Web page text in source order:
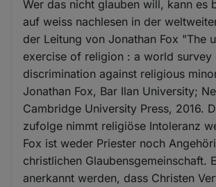
Wer das nicht glauben will, kann es
auf weiss nachlesen in der
der Leitung von Jonathan Fox "The
exercise of religion : a world survey
discrimination against religious
Jonathan Fox, Bar Ilan University;
Cambridge University Press, 2016.
zufolge nimmt religiöse Intoleranz
Fox ist weder Priester noch
christlichen Glaubensgemeinschaft.
anerkannt werden, dass Christen